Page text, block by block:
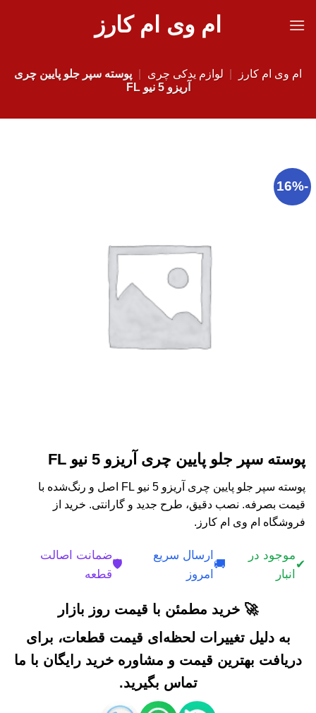
ام وی ام کارز
ام وی ام کارز لوازم یدکی چری
پوسته سپر جلو پایین چری
آریزو 5 نیو FL
-16%
پوسته سپر جلو پایین چری آریزو 5 نیو FL
پوسته سپر جلو پایین چری آریزو 5 نیو FL اصل و رنگ‌شده با
قیمت بصرفه. نصب دقیق، طرح جدید و گارانتی. خرید از
فروشگاه ام وی ام کارز.
✔
موجود در
انبار
🚚
ارسال سریع
امروز
🛡️
ضمانت اصالت
قطعه
🚀 خرید مطمئن با قیمت روز بازار
به دلیل تغییرات لحظه‌ای قیمت قطعات، برای
دریافت بهترین قیمت و مشاوره خرید رایگان با ما
تماس بگیرید.